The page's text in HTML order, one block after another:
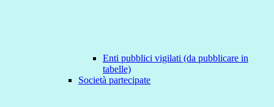
Enti pubblici vigilati (da pubblicare in
tabelle)
Società partecipate